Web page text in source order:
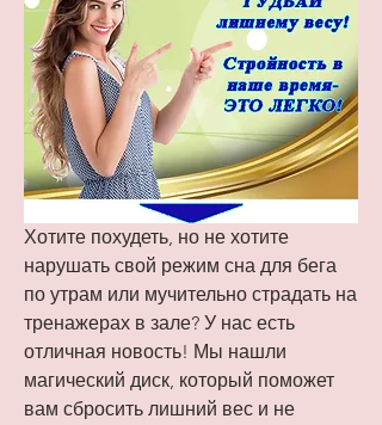
Хотите похудеть, но не хотите
нарушать свой режим сна для бега
по утрам или мучительно страдать на
тренажерах в зале? У нас есть
отличная новость! Мы нашли
магический диск, который поможет
вам сбросить лишний вес и не